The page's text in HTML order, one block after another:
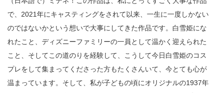
で、2021年にキャスティングをされて以来、一生に一度しかない
のではないかという想いで大事にしてきた作品です。白雪姫にな
れたこと、ディズニーファミリーの一員として温かく迎えられた
こと、そしてこの道のりを経験して、こうして今日白雪姫のコス
プレをして集まってくださった方もたくさんいて、今とても心が
温まっています。そして、私が子どもの頃にオリジナルの1937年